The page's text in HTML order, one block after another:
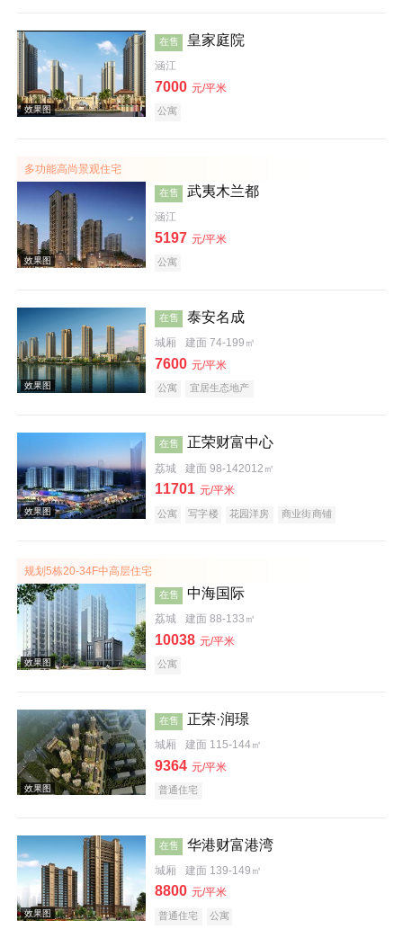
效果图
效果图
在售 皇家庭院
涵江
7000 元/平米
公寓
多功能高尚景观住宅
效果图
在售 武夷木兰都
涵江
5197 元/平米
公寓
效果图
在售 泰安名成
城厢 建面 74-199㎡
7600 元/平米
公寓 宜居生态地产
在售 正荣财富中心
荔城 建面 98-142012㎡
11701 元/平米
公寓 写字楼 花园洋房 商业街商铺
规划5栋20-34F中高层住宅
在售 中海国际
荔城 建面 88-133㎡
10038 元/平米
公寓
在售 正荣·润璟
城厢 建面 115-144㎡
9364 元/平米
普通住宅
在售 华港财富港湾
城厢 建面 139-149㎡
8800 元/平米
普通住宅 公寓